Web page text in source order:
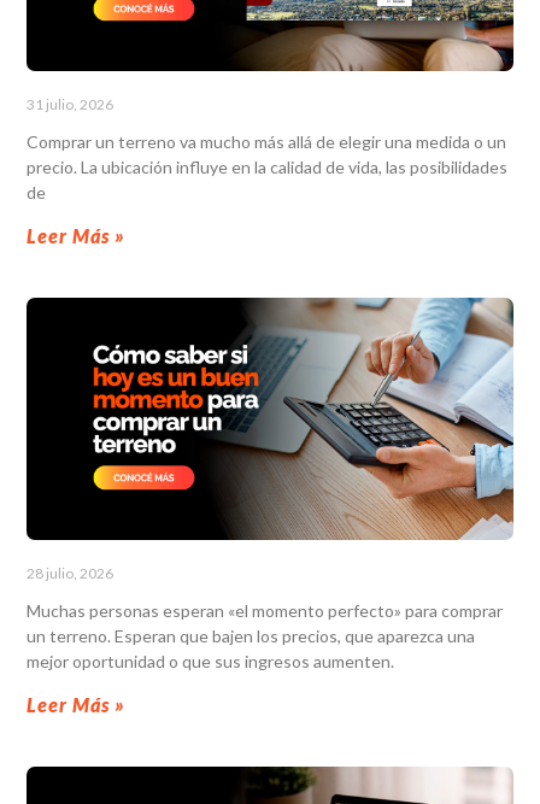
31 julio, 2026
Comprar un terreno va mucho más allá de elegir una medida o un
precio. La ubicación influye en la calidad de vida, las posibilidades
de
Leer Más »
28 julio, 2026
Muchas personas esperan «el momento perfecto» para comprar
un terreno. Esperan que bajen los precios, que aparezca una
mejor oportunidad o que sus ingresos aumenten.
Leer Más »